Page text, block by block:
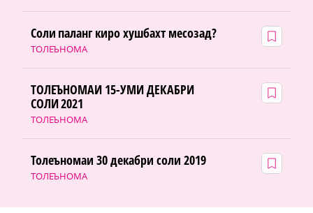
ТОЛЕЪНОМА
Соли паланг киро хушбахт месозад?
ТОЛЕЪНОМА
ТОЛЕЪНОМАИ 15-УМИ ДЕКАБРИ
СОЛИ 2021
ТОЛЕЪНОМА
Толеъномаи 30 декабри соли 2019